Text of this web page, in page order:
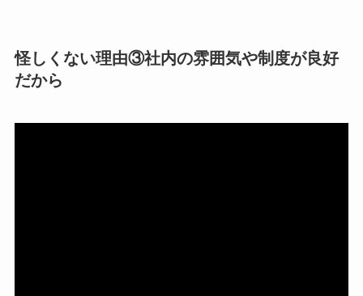
怪しくない理由③社内の雰囲気や制度が良好
だから